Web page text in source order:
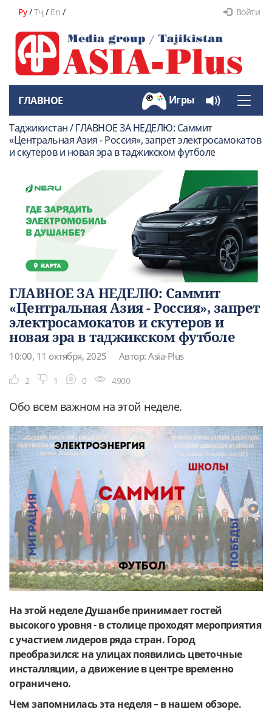
Ру/Тҷ/ En / Войти
Toggle
ГЛАВНОЕ Игры
Таджикистан / ГЛАВНОЕ ЗА НЕДЕЛЮ: Саммит
«Центральная Азия - Россия», запрет электросамокатов
и скутеров и новая эра в таджикском футболе
ГЛАВНОЕ ЗА НЕДЕЛЮ: Саммит
«Центральная Азия - Россия», запрет
электросамокатов и скутеров и
новая эра в таджикском футболе
10:00, 11 октября, 2025 Автор: Asia-Plus
2 1 0 4900
Обо всем важном на этой неделе.
На этой неделе Душанбе принимает гостей
высокого уровня - в столице проходят мероприятия
с участием лидеров ряда стран. Город
преобразился: на улицах появились цветочные
инсталляции, а движение в центре временно
ограничено.
Чем запомнилась эта неделя – в нашем обзоре.